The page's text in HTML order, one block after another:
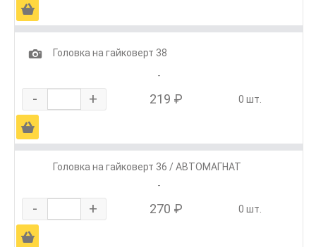
Ä
1
Головка на гайковерт 38
-
- + 219 ₽ 0 шт.
Ä
Головка на гайковерт 36 / АВТОМАГНАТ
-
- + 270 ₽ 0 шт.
Ä